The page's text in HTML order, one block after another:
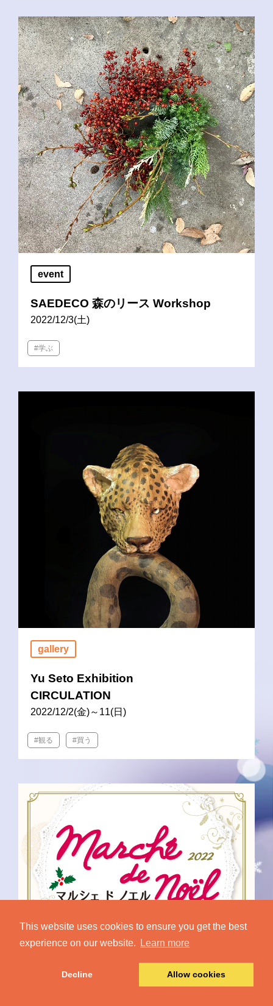
This website uses cookies to ensure you get the best
experience on our website.
Learn more
Decline Allow cookies
event
SAEDECO 森のリース Workshop
2022/12/3(土)
#学ぶ
gallery
Yu Seto Exhibition
CIRCULATION
2022/12/2(金)～11(日)
#観る #買う